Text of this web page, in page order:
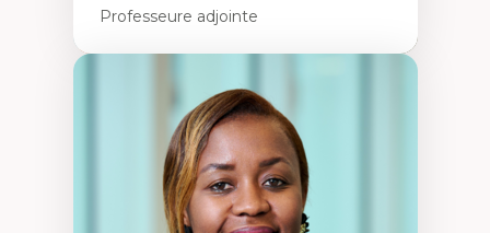
Professeure adjointe
Les apports pédagogiques des théories de
l'affect, du posthumanisme, du féminisme
dans l'éducation aux sciences
L'apprentissage des sciences/STIM dans une
perspective socioécologique de care
L’insertion professionnelle des
enseignant.e.s